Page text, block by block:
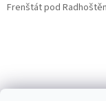
Frenštát pod